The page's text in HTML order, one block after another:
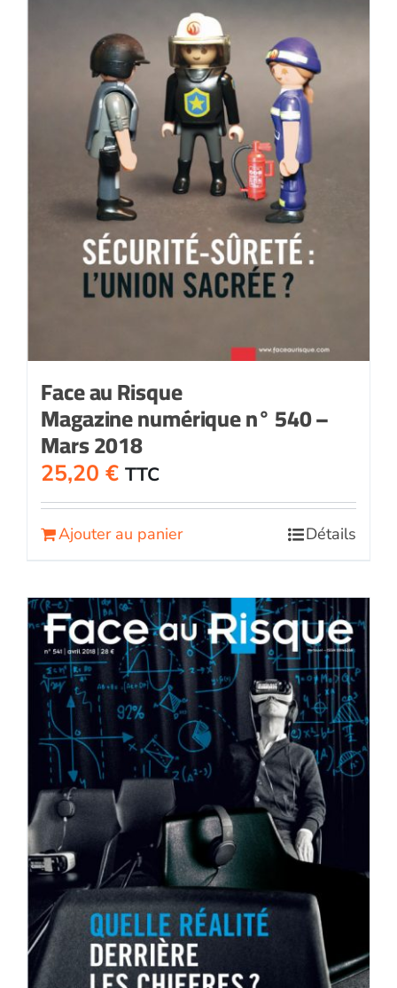
Face au Risque
Magazine numérique n° 540 –
Mars 2018
25,20 € TTC
Ajouter au panier Détails